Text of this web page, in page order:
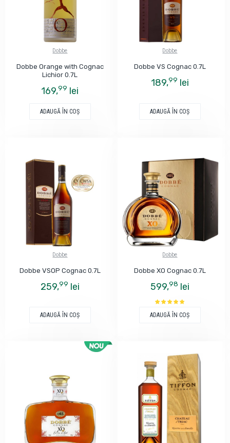
Dobbe
Dobbe Orange with Cognac
Lichior 0.7L
169,99 lei
ADAUGĂ ÎN COŞ
Dobbe
Dobbe VS Cognac 0.7L
189,99 lei
ADAUGĂ ÎN COŞ
Dobbe
Dobbe VSOP Cognac 0.7L
259,99 lei
ADAUGĂ ÎN COŞ
Dobbe
Dobbe XO Cognac 0.7L
599,98 lei
ADAUGĂ ÎN COŞ